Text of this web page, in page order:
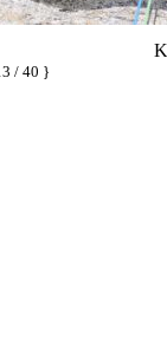
/ 40 }